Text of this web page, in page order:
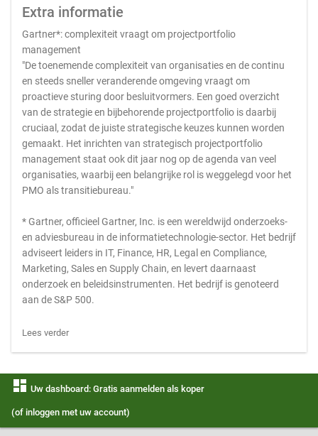
Extra informatie
Gartner*: complexiteit vraagt om projectportfolio
management
"De toenemende complexiteit van organisaties en de continu
en steeds sneller veranderende omgeving vraagt om
proactieve sturing door besluitvormers. Een goed overzicht
van de strategie en bijbehorende projectportfolio is daarbij
cruciaal, zodat de juiste strategische keuzes kunnen worden
gemaakt. Het inrichten van strategisch projectportfolio
management staat ook dit jaar nog op de agenda van veel
organisaties, waarbij een belangrijke rol is weggelegd voor het
PMO als transitiebureau."
* Gartner, officieel Gartner, Inc. is een wereldwijd onderzoeks-
en adviesbureau in de informatietechnologie-sector. Het bedrijf
adviseert leiders in IT, Finance, HR, Legal en Compliance,
Marketing, Sales en Supply Chain, en levert daarnaast
onderzoek en beleidsinstrumenten. Het bedrijf is genoteerd
aan de S&P 500.
Lees verder
dashboard Uw dashboard: Gratis aanmelden als koper
(of inloggen met uw account)